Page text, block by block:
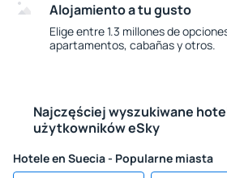
Alojamiento a tu gusto
Elige entre 1.3 millones de
apartamentos, cabañas y otros.
Najczęściej wyszukiwane
użytkowników eSky
Hotele en Suecia - Popularne miasta